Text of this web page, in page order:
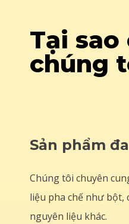
HDR minimum required
Lost in Time, a young
girl’s journey through
Tại sao
chúng
Sản phẩm
Chúng tôi chuyên
liệu pha chế như bột,
nguyên liệu khác.